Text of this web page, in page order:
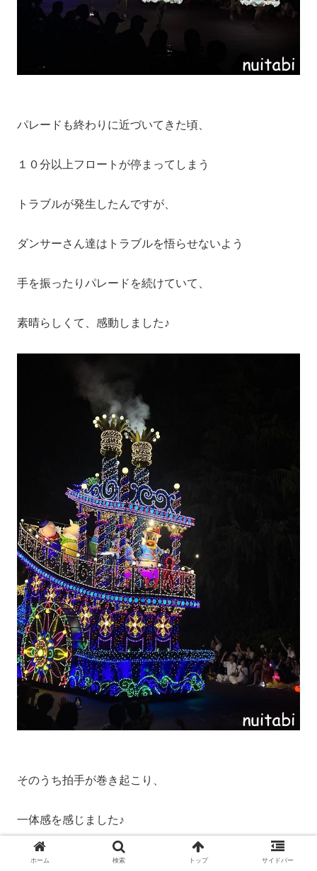
パレードも終わりに近づいてきた頃、
１０分以上フロートが停まってしまう
トラブルが発生したんですが、
ダンサーさん達はトラブルを悟らせないよう
手を振ったりパレードを続けていて、
素晴らしくて、感動しました♪
そのうち拍手が巻き起こり、
一体感を感じました♪
モヤモヤする原因も人、
ホーム 検索 トップ サイドバー